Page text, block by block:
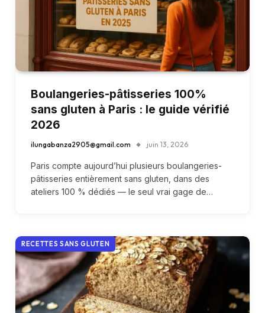
Boulangeries-pâtisseries 100%
sans gluten à Paris : le guide vérifié
2026
ilungabanza2905@gmail.com juin 13, 2026
Paris compte aujourd’hui plusieurs boulangeries-
pâtisseries entièrement sans gluten, dans des
ateliers 100 % dédiés — le seul vrai gage de…
RECETTES SANS GLUTEN